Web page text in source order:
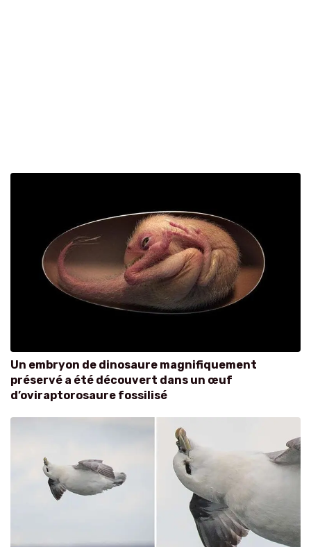
Un embryon de dinosaure magnifiquement
préservé a été découvert dans un œuf
d’oviraptorosaure fossilisé